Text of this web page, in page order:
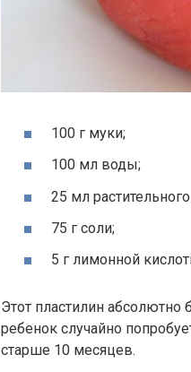
100 г муки;
100 мл воды;
25 мл
75 г соли;
5 г лимонной
Этот пластилин абсолютно
ребенок случайно
старше 10 месяцев.